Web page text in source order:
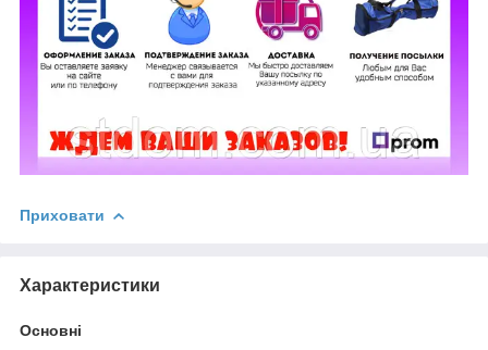
Приховати
Характеристики
Основні